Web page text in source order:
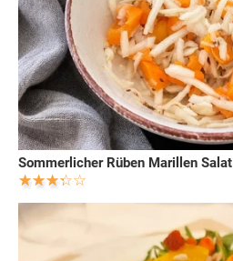
Sommerlicher Rüben Marillen Salat